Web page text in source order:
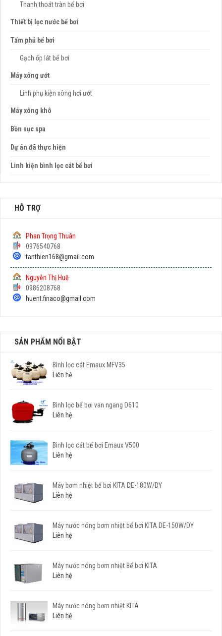
Thanh thoát tràn bể bơi
Thiết bị lọc nước bể bơi
Tấm phủ bể bơi
Gạch ốp lát bể bơi
Máy xông ướt
Linh phụ kiện xông hơi ướt
Máy xông khô
Bồn sục spa
Dự án đã thực hiện
Linh kiện bình lọc cát bể bơi
HỖ TRỢ
Phan Trọng Thuân
0976540768
tanthien168@gmail.com
Nguyễn Thị Huệ
0986208768
huent.finaco@gmail.com
SẢN PHẨM NỔI BẬT
Bình lọc cát Emaux MFV35
Liên hệ
Bình lọc bể bơi van ngang D610
Liên hệ
Bình lọc cát bể bơi Emaux V500
Liên hệ
Máy bơm nhiệt bể bơi KITA DE-180W/DY
Liên hệ
Máy nước nóng bơm nhiệt bể bơi KITA DE-150W/DY
Liên hệ
Máy nước nóng bơm nhiệt Bể bơi KITA
Liên hệ
Máy nước nóng bơm nhiệt KITA
Liên hệ